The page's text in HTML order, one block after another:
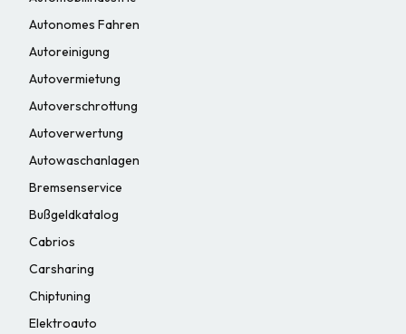
Autonomes Fahren
Autoreinigung
Autovermietung
Autoverschrottung
Autoverwertung
Autowaschanlagen
Bremsenservice
Bußgeldkatalog
Cabrios
Carsharing
Chiptuning
Elektroauto